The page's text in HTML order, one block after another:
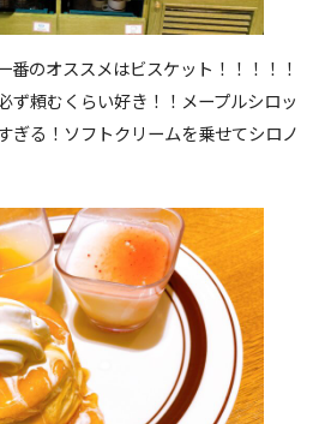
番のオススメはビスケット！！！！！
ず頼むくらい好き！！メープルシロッ
ぎる！ソフトクリームを乗せてシロノ